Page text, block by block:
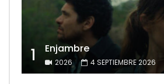
1 Enjambre
2026 4 SEPTIEMBRE 2026